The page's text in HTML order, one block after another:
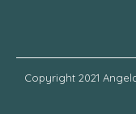
Copyright 2021